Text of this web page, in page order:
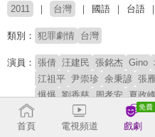
2011 台灣 國語 台語
類別： 犯罪劇情 台灣
演員： 張倩 汪建民 張銘杰 Gino
江祖平 尹崇珍 余秉諺 張
爆爆 劉香慈 周孝安 夏政
張瓊姿 李佳豫 章永
首頁 電視頻道 戲劇